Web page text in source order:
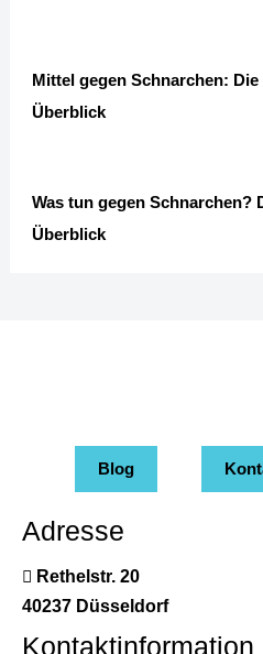
Mittel gegen Schnarchen:
Überblick
Was tun gegen Schnarchen?
Überblick
Blog
Adresse
Rethelstr. 20
40237 Düsseldorf
Kontaktinformation